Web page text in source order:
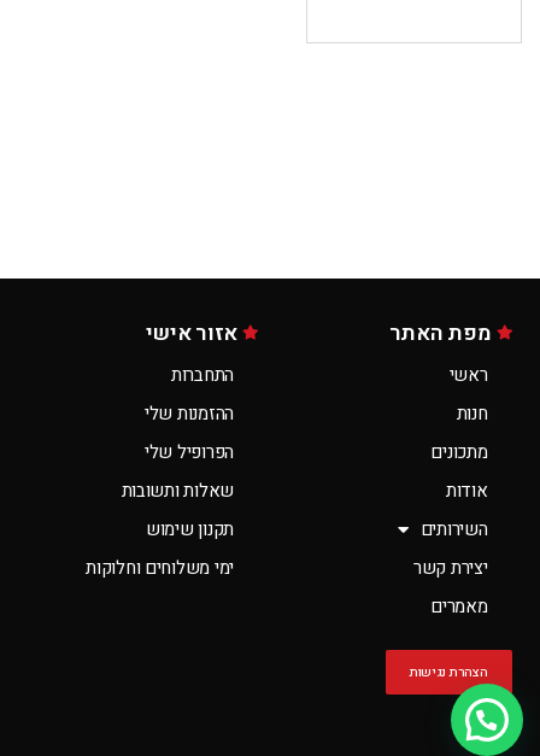
מפת האתר
ראשי
חנות
מתכונים
אודות
השירותים
יצירת קשר
מאמרים
הצהרת נגישות
אזור אישי
התחברות
ההזמנות שלי
הפרופיל שלי
שאלות ותשובות
תקנון שימוש
ימי משלוחים וחלוקות